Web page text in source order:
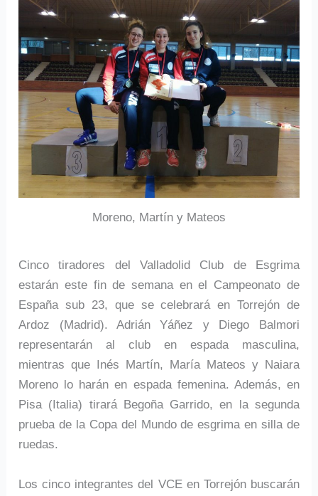
Moreno, Martín y Mateos
Cinco tiradores del Valladolid Club de Esgrima
estarán este fin de semana en el Campeonato de
España sub 23, que se celebrará en Torrejón de
Ardoz (Madrid). Adrián Yáñez y Diego Balmori
representarán al club en espada masculina,
mientras que Inés Martín, María Mateos y Naiara
Moreno lo harán en espada femenina. Además, en
Pisa (Italia) tirará Begoña Garrido, en la segunda
prueba de la Copa del Mundo de esgrima en silla de
ruedas.
Los cinco integrantes del VCE en Torrejón buscarán